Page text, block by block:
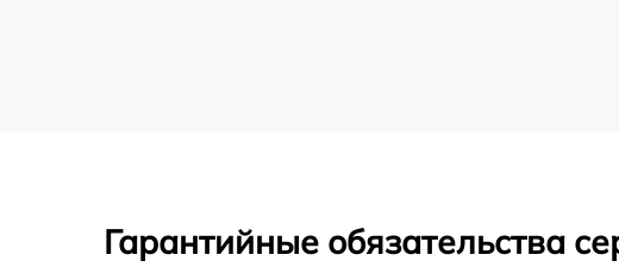
Гарантийные обязательства